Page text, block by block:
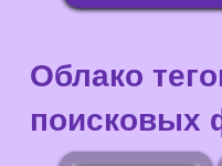
Облако
поисковых